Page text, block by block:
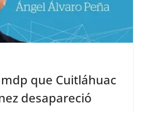
que Cuitláhuac
desapareció